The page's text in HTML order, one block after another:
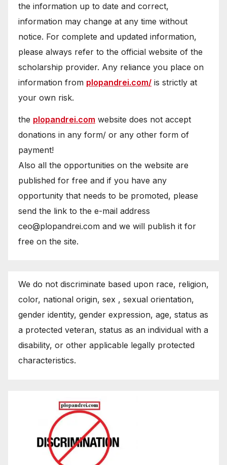
the information up to date and correct,
information may change at any time without
notice. For complete and updated information,
please always refer to the official website of the
scholarship provider. Any reliance you place on
information from plopandrei.com/ is strictly at
your own risk.
the plopandrei.com website does not accept
donations in any form/ or any other form of
payment!
Also all the opportunities on the website are
published for free and if you have any
opportunity that needs to be promoted, please
send the link to the e-mail address
ceo@plopandrei.com and we will publish it for
free on the site.
We do not discriminate based upon race, religion,
color, national origin, sex , sexual orientation,
gender identity, gender expression, age, status as
a protected veteran, status as an individual with a
disability, or other applicable legally protected
characteristics.